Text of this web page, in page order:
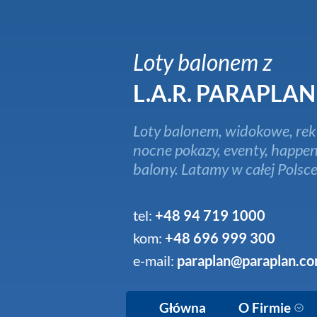
Loty balonem z
L.A.R. PARAPLAN
Loty balonem, widokowe,
nocne pokazy, eventy,
balony. Latamy w całej
tel: +48 94 719 1000
kom: +48 696 999 300
e-mail:
Główna O Firmie